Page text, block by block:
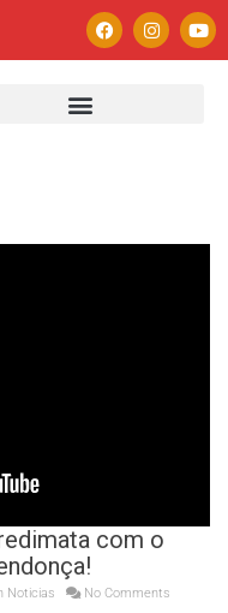
com o
Noticias No Comments